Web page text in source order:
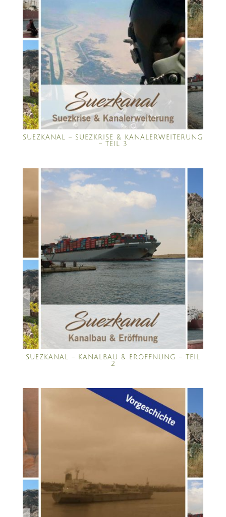
SUEZKANAL – SUEZKRISE & KANALERWEITERUNG
– TEIL 3
SUEZKANAL – KANALBAU & ERÖFFNUNG – TEIL
2